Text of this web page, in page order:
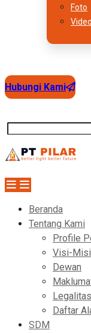
Foto
Video
Hubungi Kami
Beranda
Tentang Kami
Profile
Visi-Misi
Dewan
Daftar
SDM